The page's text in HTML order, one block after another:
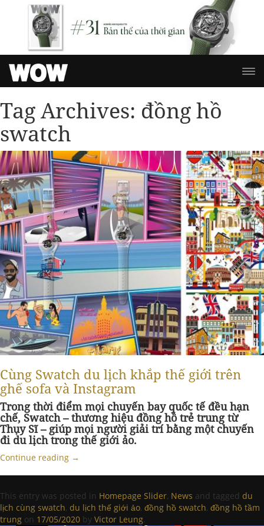
Tag Archives: đồng hồ
swatch
Cùng Swatch du lịch khắp thế giới trên
ghế sofa và Instagram
Trong thời điểm mọi chuyến bay quốc tế đều hạn
chế, Swatch – thương hiệu đồng hồ trẻ trung từ
Thụy Sĩ – giúp mọi người giải trí bằng một chuyến
đi du lịch trong thế giới ảo.
Continue reading →
This entry was posted in Homepage Slider, News and tagged du
lịch cùng swatch, du lịch thế giới ảo, đồng hồ swatch, đồng hồ tầm
trung on 17/05/2020 by Victor Leung.